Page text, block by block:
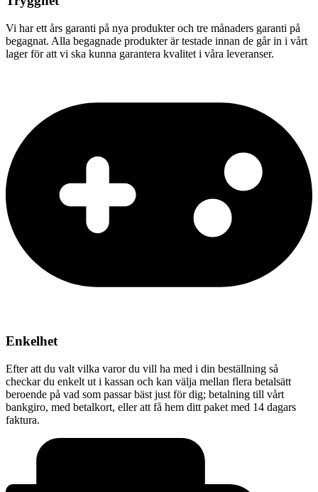
Vi har ett års garanti på nya produkter och tre månaders garanti på
begagnat. Alla begagnade produkter är testade innan de går in i vårt
lager för att vi ska kunna garantera kvalitet i våra leveranser.
Enkelhet
Efter att du valt vilka varor du vill ha med i din beställning så
checkar du enkelt ut i kassan och kan välja mellan flera betalsätt
beroende på vad som passar bäst just för dig; betalning till vårt
bankgiro, med betalkort, eller att få hem ditt paket med 14 dagars
faktura.